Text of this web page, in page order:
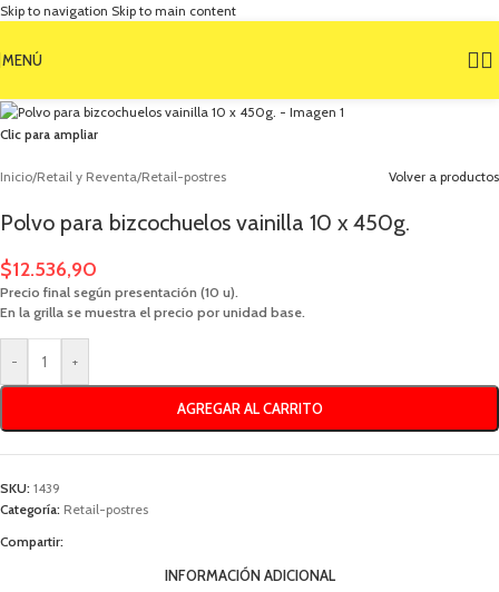
Skip to navigation Skip to main content
MENÚ
Clic para ampliar
Inicio/Retail y Reventa/Retail-postres Volver a productos
Polvo para bizcochuelos vainilla 10 x 450g.
$12.536,90
Precio final según presentación (10 u).
En la grilla se muestra el precio por unidad base.
- +
AGREGAR AL CARRITO
SKU: 1439
Categoría: Retail-postres
Compartir:
INFORMACIÓN ADICIONAL